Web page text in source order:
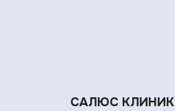
САЛЮС КЛИНИК